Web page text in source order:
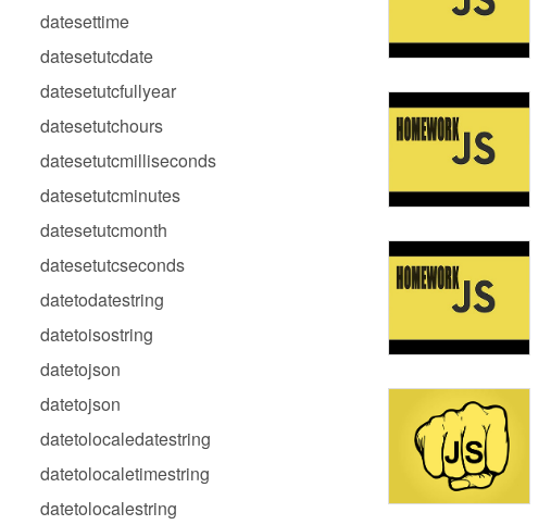
datesettime
datesetutcdate
datesetutcfullyear
datesetutchours
datesetutcmilliseconds
datesetutcminutes
datesetutcmonth
datesetutcseconds
datetodatestring
datetoisostring
datetojson
datetojson
datetolocaledatestring
datetolocaletimestring
datetolocalestring